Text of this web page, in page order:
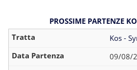
PROSSIME PARTENZE
Kos -
09/08/